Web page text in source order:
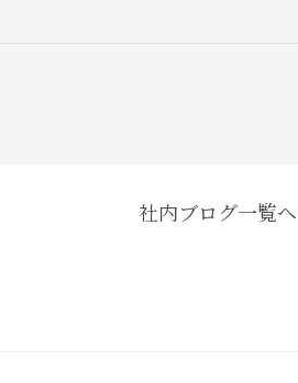
社内ブログ一覧へ